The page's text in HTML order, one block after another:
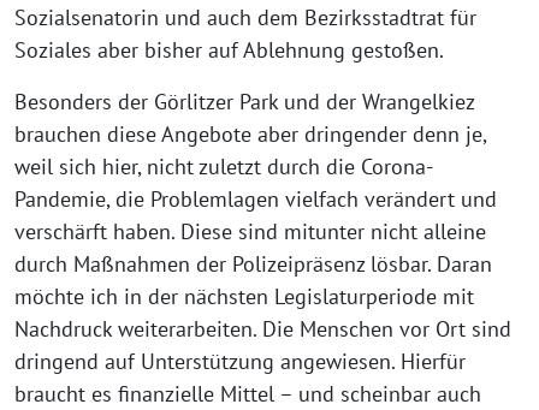
Sozialsenatorin und auch dem Bezirksstadtrat für
Soziales aber bisher auf Ablehnung gestoßen.
Besonders der Görlitzer Park und der Wrangelkiez
brauchen diese Angebote aber dringender denn je,
weil sich hier, nicht zuletzt durch die Corona-
Pandemie, die Problemlagen vielfach verändert und
verschärft haben. Diese sind mitunter nicht alleine
durch Maßnahmen der Polizeipräsenz lösbar. Daran
möchte ich in der nächsten Legislaturperiode mit
Nachdruck weiterarbeiten. Die Menschen vor Ort sind
dringend auf Unterstützung angewiesen. Hierfür
braucht es finanzielle Mittel – und scheinbar auch